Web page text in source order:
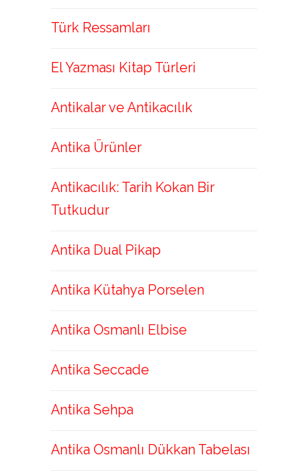
Türk Ressamları
El Yazması Kitap Türleri
Antikalar ve Antikacılık
Antika Ürünler
Antikacılık: Tarih Kokan Bir
Tutkudur
Antika Dual Pikap
Antika Kütahya Porselen
Antika Osmanlı Elbise
Antika Seccade
Antika Sehpa
Antika Osmanlı Dükkan Tabelası